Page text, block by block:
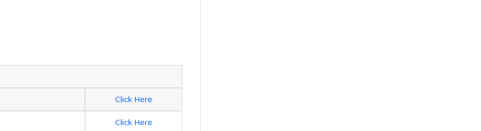
Click Here
Click Here